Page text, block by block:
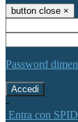
button close ×
Password
-
Entra con SPID